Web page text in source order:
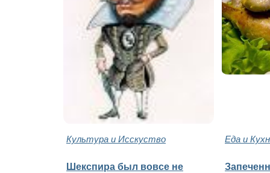
Культура и Исскуство Еда и
Шекспира был вовсе не